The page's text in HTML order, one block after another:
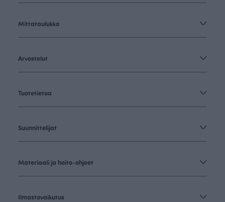
Mittataulukko
Arvostelut
Tuotetietoa
Suunnittelijat
Materiaali ja hoito-ohjeet
Ilmastovaikutus